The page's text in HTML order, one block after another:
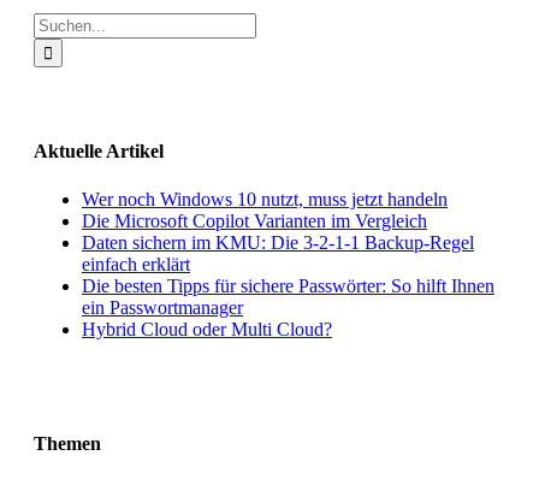
miteinander
vereinbaren
Suche
nach:
Aktuelle Artikel
Wer noch Windows 10 nutzt, muss jetzt handeln
Die Microsoft Copilot Varianten im Vergleich
Daten sichern im KMU: Die 3-2-1-1 Backup-Regel
einfach erklärt
Die besten Tipps für sichere Passwörter: So hilft Ihnen
ein Passwortmanager
Hybrid Cloud oder Multi Cloud?
Themen